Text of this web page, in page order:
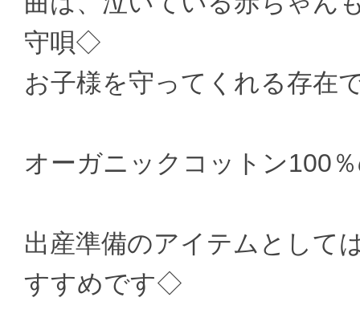
守唄◇
お子様を守ってくれる存在
オーガニックコットン100
出産準備のアイテムとして
すすめです◇